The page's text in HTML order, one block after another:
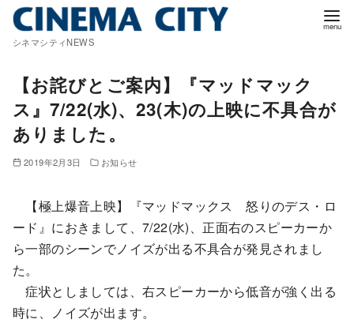
シネマシティNEWS
【お詫びとご案内】『マッドマック
ス』7/22(水)、23(木)の上映に不具合が
ありました。
2019年2月3日 お知らせ
【極上爆音上映】『マッドマックス 怒りのデス・ロ
ード』におきまして、7/22(水)、正面右のスピーカーか
ら一部のシーンでノイズが出る不具合が発見されまし
た。
症状としましては、右スピーカーから低音が強く出る
時に、ノイズが出ます。